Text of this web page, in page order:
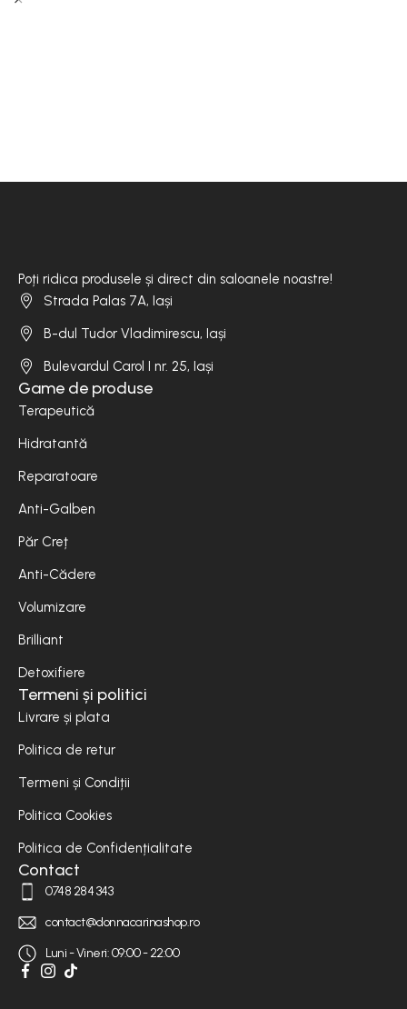
Poți ridica produsele și direct din saloanele noastre!
Strada Palas 7A, Iași
B-dul Tudor Vladimirescu, Iași
Bulevardul Carol I nr. 25, Iași
Game de produse
Terapeutică
Hidratantă
Reparatoare
Anti-Galben
Păr Creț
Anti-Cădere
Volumizare
Brilliant
Detoxifiere
Termeni și politici
Livrare și plata
Politica de retur
Termeni și Condiții
Politica Cookies
Politica de Confidențialitate
Contact
0748 284 343
contact@donnacarinashop.ro
Luni - Vineri: 09:00 - 22:00